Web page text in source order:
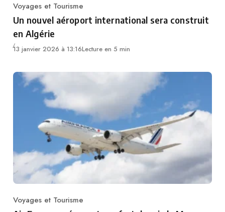
Category
Voyages et Tourisme
Un nouvel aéroport international sera construit
en Algérie
13 janvier 2026 à 13:16Lecture en 5 min
Category
Voyages et Tourisme